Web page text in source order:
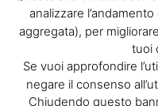
Newsletter
La tua email (richiesto)
analizzare
aggregata), per
tuoi
Se vuoi approfondire
negare il consenso
Chiudendo questo